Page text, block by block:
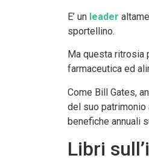
E’ un leader
sportellino.
Ma questa ritrosia
farmaceutica ed
Come Bill Gates,
del suo patrimonio
benefiche annuali
Libri